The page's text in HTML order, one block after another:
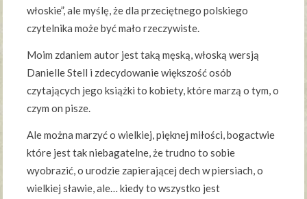
włoskie”, ale myślę, że dla przeciętnego polskiego
czytelnika może być mało rzeczywiste.
Moim zdaniem autor jest taką męską, włoską wersją
Danielle Stell i zdecydowanie większość osób
czytających jego książki to kobiety, które marzą o tym, o
czym on pisze.
Ale można marzyć o wielkiej, pięknej miłości, bogactwie
które jest tak niebagatelne, że trudno to sobie
wyobrazić, o urodzie zapierającej dech w piersiach, o
wielkiej sławie, ale… kiedy to wszystko jest